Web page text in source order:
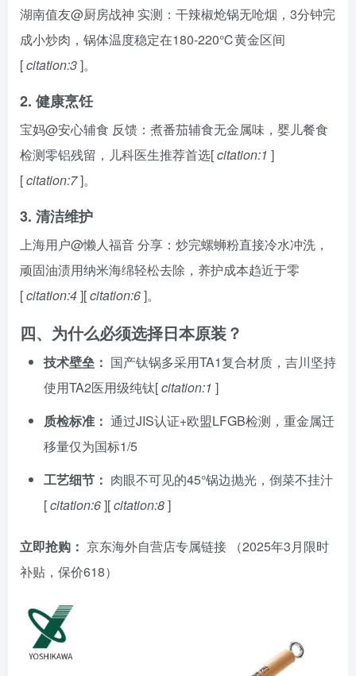
湖南值友@厨房战神 实测：干辣椒炝锅无呛烟，3分钟完
成小炒肉，锅体温度稳定在180-220℃黄金区间
[citation:3]。
2. 健康烹饪
宝妈@安心辅食 反馈：煮番茄辅食无金属味，婴儿餐食
检测零铝残留，儿科医生推荐首选[citation:1 ]
[citation:7]。
3. 清洁维护
上海用户@懒人福音 分享：炒完螺蛳粉直接冷水冲洗，
顽固油渍用纳米海绵轻松去除，养护成本趋近于零
[citation:4][citation:6]。
四、为什么必须选择日本原装？
技术壁垒： 国产钛锅多采用TA1复合材质，吉川坚持
使用TA2医用级纯钛[citation:1 ]
质检标准： 通过JIS认证+欧盟LFGB检测，重金属迁
移量仅为国标1/5
工艺细节： 肉眼不可见的45°锅边抛光，倒菜不挂汁
[citation:6][citation:8]
立即抢购： 京东海外自营店专属链接
（2025年3月限时
补贴，保价618）